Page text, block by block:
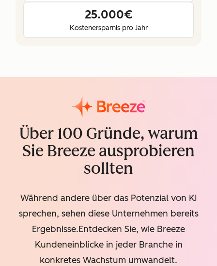
25.000€
Kostenersparnis pro Jahr
Über 100 Gründe, warum
Sie Breeze ausprobieren
sollten
Während andere über das Potenzial von KI
sprechen, sehen diese Unternehmen bereits
Ergebnisse.Entdecken Sie, wie Breeze
Kundeneinblicke in jeder Branche in
konkretes Wachstum umwandelt.